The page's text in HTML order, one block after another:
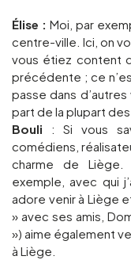
Élise : Moi, par
centre-ville. Ici, on
vous étiez content
précédente ; ce
passe dans
part de la plupart
Bouli : Si vous
comédiens,
charme de Liège.
exemple, avec qui
adore venir à Liège
» avec ses amis,
») aime également
à Liège.